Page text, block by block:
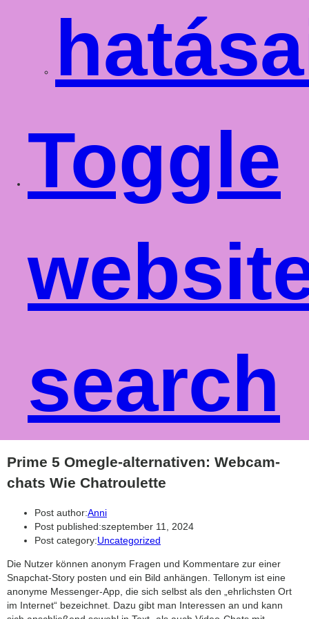
Toggle
search
Prime 5 Omegle-alternativen: Webcam-
chats Wie Chatroulette
Post author:Anni
Post published:szeptember 11, 2024
Post category:Uncategorized
Die Nutzer können anonym Fragen und Kommentare zur einer
Snapchat-Story posten und ein Bild anhängen. Tellonym ist eine
anonyme Messenger-App, die sich selbst als den „ehrlichsten Ort
im Internet“ bezeichnet. Dazu gibt man Interessen an und kann